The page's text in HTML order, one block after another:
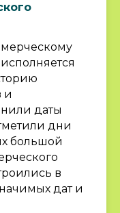
и
даты
дни
большой
в
дат и